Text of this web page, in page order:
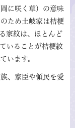
に咲く草）の意味
ため土岐家は桔梗
家紋は、ほとんど
いることが桔梗紋
います。
、家臣や領民を愛